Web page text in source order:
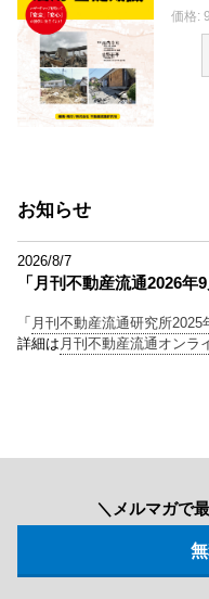
価格:
お知らせ
2026/8/7
「月刊不動産流通2026年
「 月刊不動産流通研究所2025
詳細は 月刊不動産流通オンラ
＼メルマガで